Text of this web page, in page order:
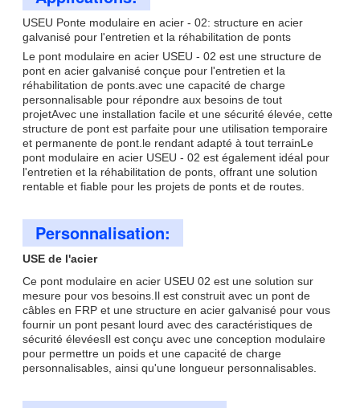
USEU Ponte modulaire en acier - 02: structure en acier
galvanisé pour l'entretien et la réhabilitation de ponts
Le pont modulaire en acier USEU - 02 est une structure de
pont en acier galvanisé conçue pour l'entretien et la
réhabilitation de ponts.avec une capacité de charge
personnalisable pour répondre aux besoins de tout
projetAvec une installation facile et une sécurité élevée, cette
structure de pont est parfaite pour une utilisation temporaire
et permanente de pont.le rendant adapté à tout terrainLe
pont modulaire en acier USEU - 02 est également idéal pour
l'entretien et la réhabilitation de ponts, offrant une solution
rentable et fiable pour les projets de ponts et de routes.
Personnalisation:
USE de l'acier
Ce pont modulaire en acier USEU 02 est une solution sur
mesure pour vos besoins.Il est construit avec un pont de
câbles en FRP et une structure en acier galvanisé pour vous
fournir un pont pesant lourd avec des caractéristiques de
sécurité élevéesIl est conçu avec une conception modulaire
pour permettre un poids et une capacité de charge
personnalisables, ainsi qu'une longueur personnalisables.